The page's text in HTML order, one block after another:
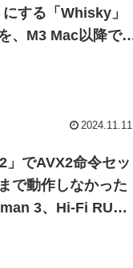
する「Whisky」
、M3 Mac以降で
2024.11.11
でAVX2命令セッ
で動作しなかった
3、Hi-Fi RUSH